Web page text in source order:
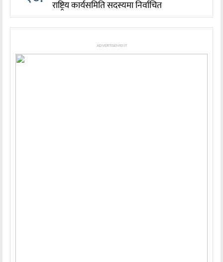
राष्ट्रिय कार्यसमिति सदस्यमा निर्वाचित
ADVERTISEMENT